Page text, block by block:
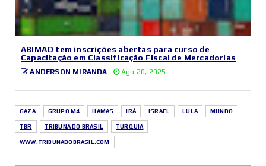
ABIMAQ tem inscrições abertas para curso de
Capacitação em Classificação Fiscal de Mercadorias
ANDERSON MIRANDA Ago 20, 2025
GAZA GRUPO M4 HAMAS IRÂ ISRAEL LULA MUNDO
TBR TRIBUNA DO BRASIL TURQUIA
WWW.TRIBUNADOBRASIL.COM